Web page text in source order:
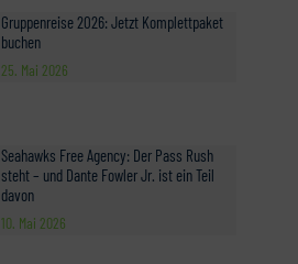
Gruppenreise 2026: Jetzt Komplettpaket
buchen
25. Mai 2026
Seahawks Free Agency: Der Pass Rush
steht – und Dante Fowler Jr. ist ein Teil
davon
10. Mai 2026